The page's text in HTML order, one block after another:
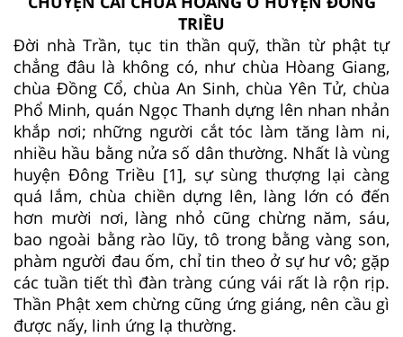
TRIỀU
Ðời nhà Trần, tục tin thần quỹ, thần từ phật tự
chẳng đâu là không có, như chùa Hòang Giang,
chùa Ðồng Cổ, chùa An Sinh, chùa Yên Tử, chùa
Phổ Minh, quán Ngọc Thanh dựng lên nhan nhản
khắp nơi; những người cắt tóc làm tăng làm ni,
nhiều hầu bằng nửa số dân thường. Nhất là vùng
huyện Ðông Triều [1], sự sùng thượng lại càng
quá lắm, chùa chiền dựng lên, làng lớn có đến
hơn mười nơi, làng nhỏ cũng chừng năm, sáu,
bao ngoài bằng rào lũy, tô trong bằng vàng son,
phàm người đau ốm, chỉ tin theo ở sự hư vô; gặp
các tuần tiết thì đàn tràng cúng vái rất là rộn rịp.
Thần Phật xem chừng cũng ứng giáng, nên cầu gì
được nấy, linh ứng lạ thường.